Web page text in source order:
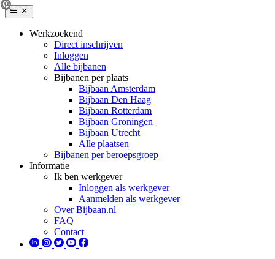
Werkzoekend
Direct inschrijven
Inloggen
Alle bijbanen
Bijbanen per plaats
Bijbaan Amsterdam
Bijbaan Den Haag
Bijbaan Rotterdam
Bijbaan Groningen
Bijbaan Utrecht
Alle plaatsen
Bijbanen per beroepsgroep
Informatie
Ik ben werkgever
Inloggen als werkgever
Aanmelden als werkgever
Over Bijbaan.nl
FAQ
Contact